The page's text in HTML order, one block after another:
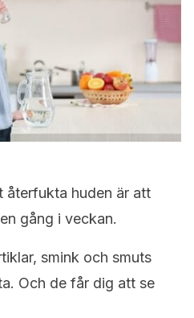
återfukta huden är att
gång i veckan.
smink och smuts
Och de får dig att se